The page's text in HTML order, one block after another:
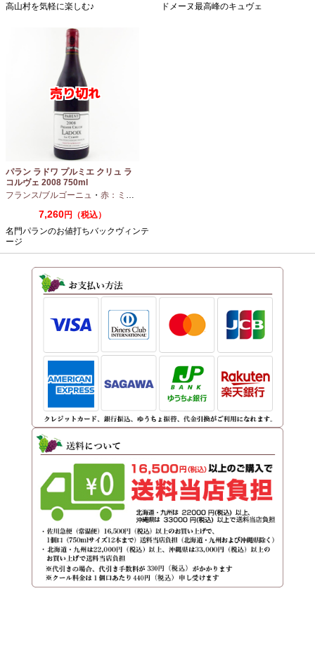
高山村を気軽に楽しむ♪ ドメーヌ最高峰のキュヴェ
パラン ラドワ プルミエ クリュ ラ
コルヴェ 2008 750ml
フランス/ブルゴーニュ ・ 赤：ミディアムボディ
7,260円（税込）
名門パランのお値打ちバックヴィンテ
ージ